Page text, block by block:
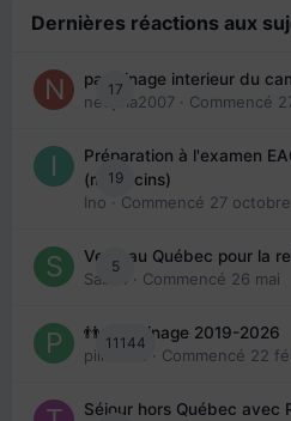
Dernières réactions aux
17
parrainage interieur du
nedjma2007 · Commencé
19
Préparation à l'examen
(médecins)
Ino · Commencé 27
5
Venir au Québec pour la
Sab74
· Commencé 26 mai
11144
👬 Parrainage 2019-2026
piinoush
· Commencé 22
Séjour hors Québec avec